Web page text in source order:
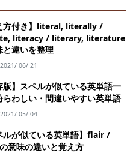
方付き】literal, literally /
literacy / literary, literature
と違いを整理
2021/ 06/ 21
版】スペルが似ている英単語一
らわしい・間違いやすい英単語
2021/ 05/ 04
ルが似ている英単語】flair /
意味の違いと覚え方